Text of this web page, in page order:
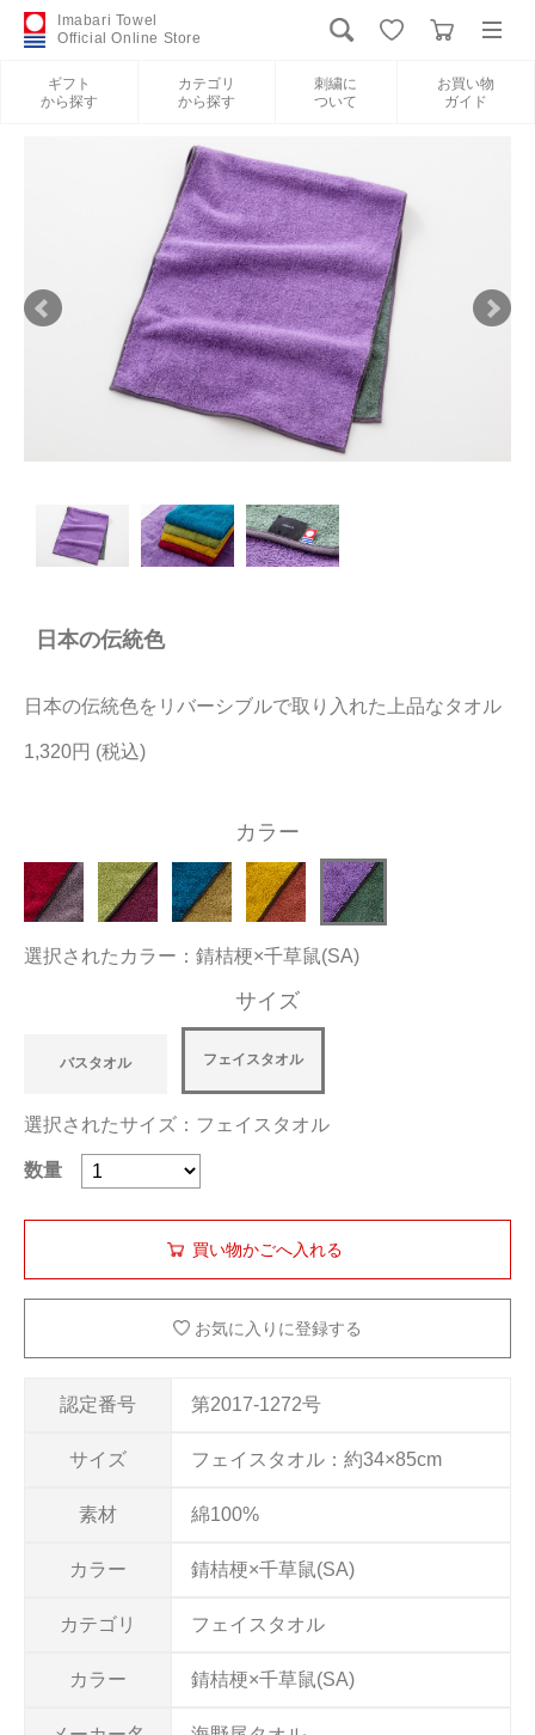
Imabari Towel
Official Online Store
ギフト
から探す
カテゴリ
から探す
刺繍に
ついて
お買い物
ガイド
新規会員登録
カテゴリから探す
刺繍について
当サイトについて
大量購入・法人向けの購入の方は
お問い合わせ
日本の伝統色
日本の伝統色をリバーシブルで取り入れた上品なタオル
1,320円
認定番号 第2017-1272号
サイズ フェイスタオル：約34×85cm
素材 綿100%
カラー 錆桔梗×千草鼠(SA)
カテゴリ フェイスタオル
カラー 錆桔梗×千草鼠(SA)
カラー
選択されたカラー：錆桔梗×千草鼠(SA)
サイズ
バスタオル フェイスタオル
選択されたサイズ：フェイスタオル
数量
お気に入りに登録する